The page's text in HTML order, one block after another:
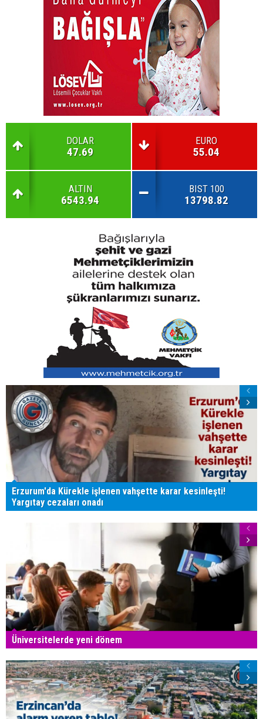
DOLAR
47.69
EURO
55.04
ALTIN
6543.94
BIST 100
13798.82
Erzurum'da Kürekle işlenen vahşette karar kesinleşti!
Yargıtay cezaları onadı
Üniversitelerde yeni dönem